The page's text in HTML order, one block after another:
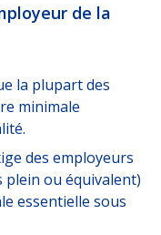
de la
la plupart des
minimale
des employeurs
plein ou équivalent)
essentielle sous